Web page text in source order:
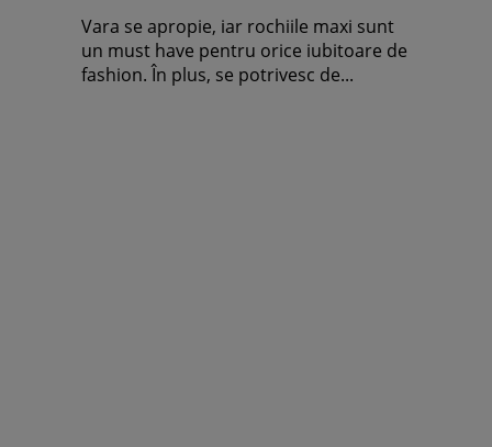
Vara se apropie, iar rochiile maxi sunt
un must have pentru orice iubitoare de
fashion. În plus, se potrivesc de...